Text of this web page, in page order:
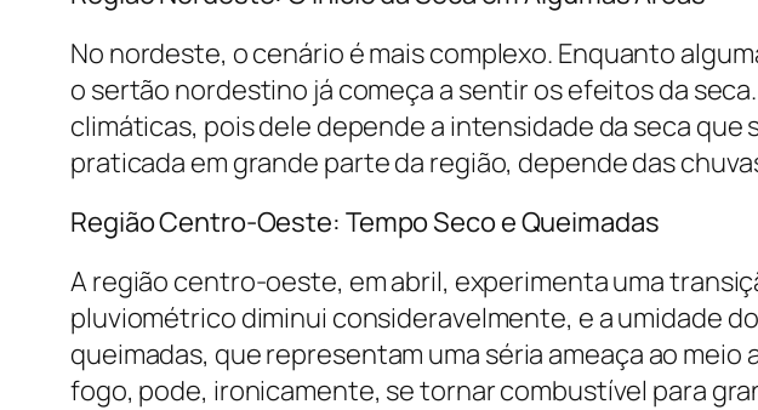
No nordeste, o cenário é mais complexo. Enquanto
o sertão nordestino já começa a sentir os efeitos da
climáticas, pois dele depende a intensidade da seca
praticada em grande parte da região, depende das
Região Centro-Oeste: Tempo Seco e Queimadas
A região centro-oeste, em abril, experimenta uma
pluviométrico diminui consideravelmente, e a umidade
queimadas, que representam uma séria ameaça ao
fogo, pode, ironicamente, se tornar combustível para